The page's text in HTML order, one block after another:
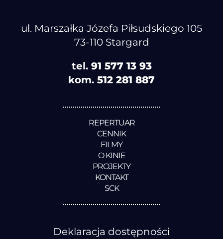
ul. Marszałka Józefa Piłsudskiego 105
73-110 Stargard
tel. 91 577 13 93
kom. 512 281 887
REPERTUAR
CENNIK
FILMY
O KINIE
PROJEKTY
KONTAKT
SCK
Deklaracja dostępności